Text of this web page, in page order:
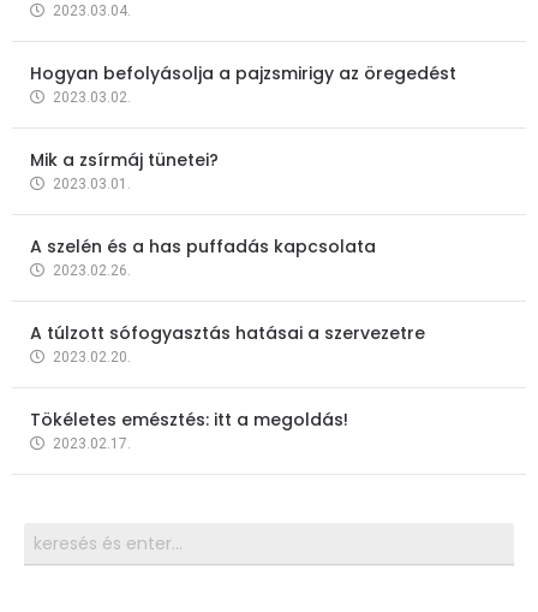
2023.03.04.
Hogyan befolyásolja a pajzsmirigy az öregedést
2023.03.02.
Mik a zsírmáj tünetei?
2023.03.01.
A szelén és a has puffadás kapcsolata
2023.02.26.
A túlzott sófogyasztás hatásai a szervezetre
2023.02.20.
Tökéletes emésztés: itt a megoldás!
2023.02.17.